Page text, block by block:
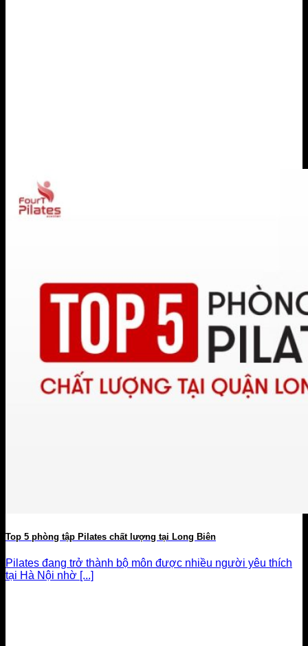
Top 5 phòng tập Pilates chất lượng tại Long Biên
Pilates đang trở thành bộ môn được nhiều người yêu thích
tại Hà Nội nhờ [...]